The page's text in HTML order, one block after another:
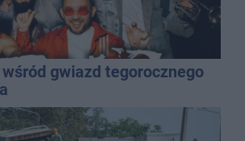
wśród gwiazd tegorocznego